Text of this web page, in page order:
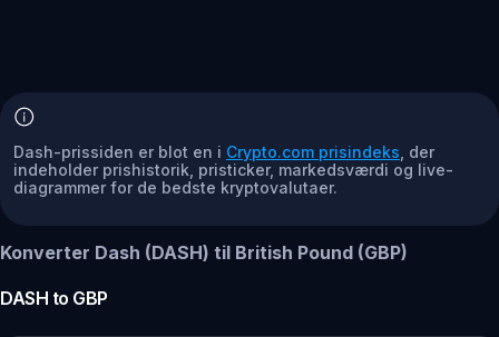
Dash-prissiden er blot en i Crypto.com prisindeks , der
indeholder prishistorik, pristicker, markedsværdi og live-
diagrammer for de bedste kryptovalutaer.
Konverter Dash (DASH) til British Pound (GBP)
DASH to GBP